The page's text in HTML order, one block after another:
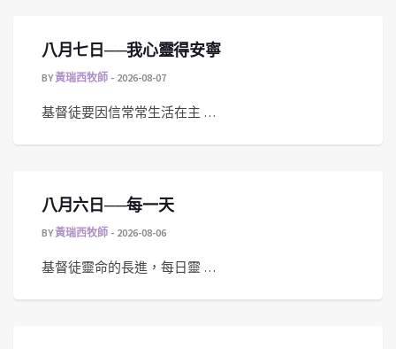
八月七日──我心靈得安寧
BY黃瑞西牧師 2026-08-07
基督徒要因信常常生活在主 …
八月六日──每一天
BY黃瑞西牧師 2026-08-06
基督徒靈命的長進，每日靈 …